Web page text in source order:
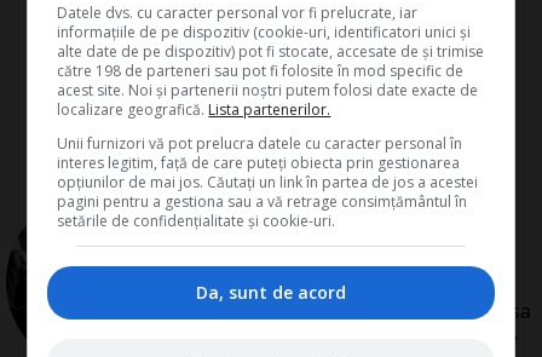
deRedactia Conta
Redactia Conta este alcatuita din
domenii precum contabilitate si
fiscalitate. Colectivul si-a propus sa
creeze continut interesant si bine
Datele dvs. cu caracter personal vor fi prelucrate, iar
informațiile de pe dispozitiv (cookie-uri, identificatori unici și
alte date de pe dispozitiv) pot fi stocate, accesate de și trimise
către 198 de parteneri sau pot fi folosite în mod specific de
acest site. Noi și partenerii noștri putem folosi date exacte de
localizare geografică. Lista partenerilor.
Unii furnizori vă pot prelucra datele cu caracter personal în
interes legitim, față de care puteți obiecta prin gestionarea
opțiunilor de mai jos. Căutați un link în partea de jos a acestei
pagini pentru a gestiona sau a vă retrage consimțământul în
setările de confidențialitate și cookie-uri.
Da, sunt de acord